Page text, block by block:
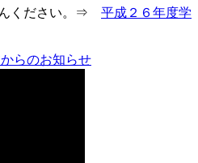
んください。⇒ 平成２６年度学
らのお知らせ